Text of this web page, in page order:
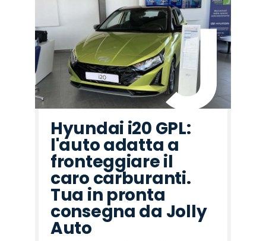
Hyundai i20 GPL:
l'auto adatta a
fronteggiare il
caro carburanti.
Tua in pronta
consegna da Jolly
Auto